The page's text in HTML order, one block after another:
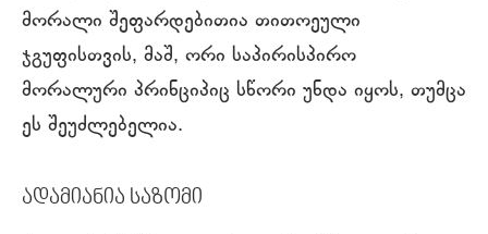
მორალი შეფარდებითია თითოეული
ჯგუფისთვის, მაშ, ორი საპირისპირო
მორალური პრინციპიც სწორი უნდა იყოს, თუმცა
ეს შეუძლებელია.
ადამიანია საზომი